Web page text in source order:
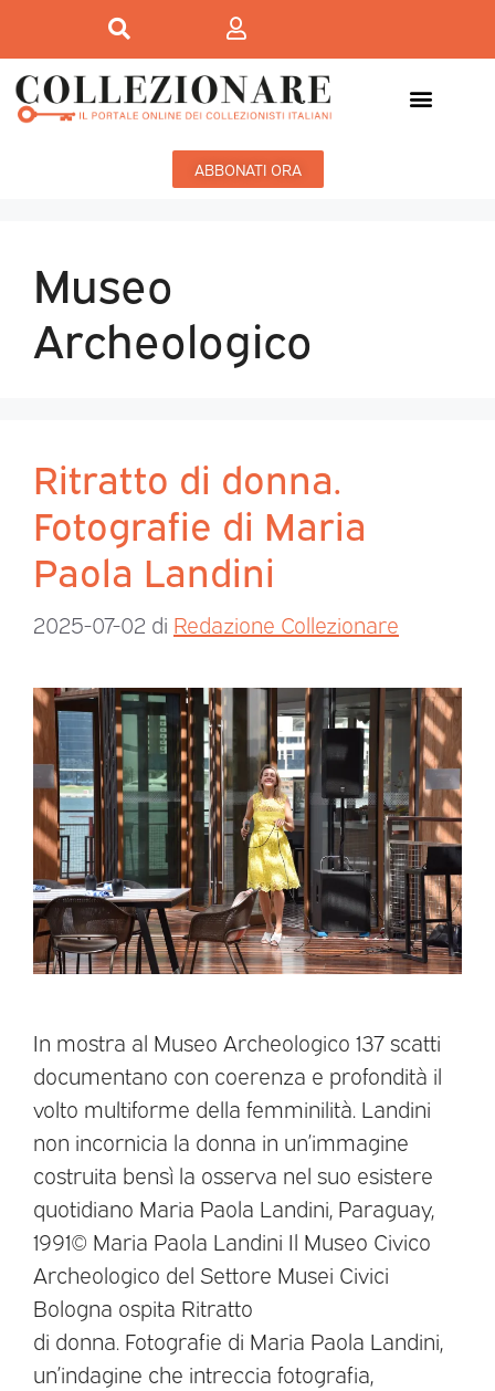
ABBONATI ORA
Museo
Archeologico
Ritratto di donna.
Fotografie di Maria
Paola Landini
2025-07-02 di Redazione Collezionare
In mostra al Museo Archeologico 137 scatti
documentano con coerenza e profondità il
volto multiforme della femminilità. Landini
non incornicia la donna in un’immagine
costruita bensì la osserva nel suo esistere
quotidiano Maria Paola Landini, Paraguay,
1991© Maria Paola Landini Il Museo Civico
Archeologico del Settore Musei Civici
Bologna ospita Ritratto
di donna. Fotografie di Maria Paola Landini,
un’indagine che intreccia fotografia,